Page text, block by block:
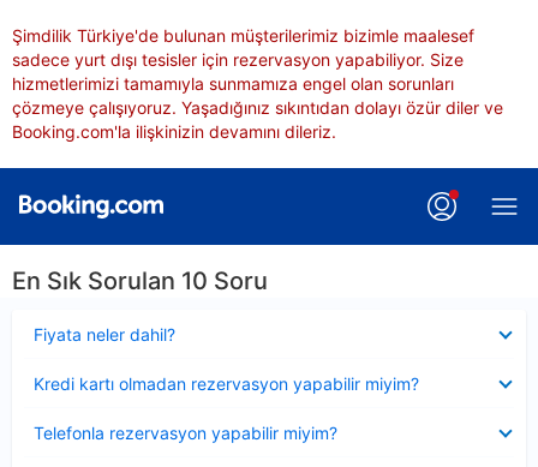
Şimdilik Türkiye'de bulunan müşterilerimiz bizimle maalesef
sadece yurt dışı tesisler için rezervasyon yapabiliyor. Size
hizmetlerimizi tamamıyla sunmamıza engel olan sorunları
çözmeye çalışıyoruz. Yaşadığınız sıkıntıdan dolayı özür diler ve
Booking.com'la ilişkinizin devamını dileriz.
En Sık Sorulan 10 Soru
Fiyata neler dahil?
Kredi kartı olmadan rezervasyon yapabilir miyim?
Telefonla rezervasyon yapabilir miyim?